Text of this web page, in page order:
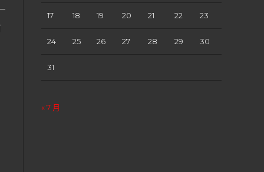
17 18 19 20 21 22 23
24 25 26 27 28 29 30
31
« 7 月